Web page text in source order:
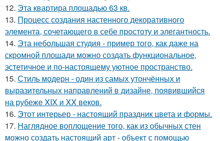
12. Эта квартира площадью 63 кв.
13. Процесс создания настенного декоративного
элемента, сочетающего в себе простоту и элегантность.
14. Эта небольшая студия - пример того, как даже на
скромной площади можно создать функциональное,
эстетичное и по-настоящему уютное пространство.
15. Стиль модерн - один из самых утончённых и
выразительных направлений в дизайне, появившийся
на рубеже XIX и XX веков.
16. Этот интерьер - настоящий праздник цвета и формы.
17. Наглядное воплощение того, как из обычных стен
можно создать настоящий арт - объект с помощью